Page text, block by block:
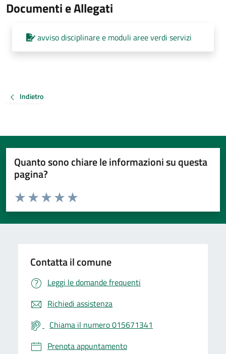
Documenti e Allegati
avviso disciplinare e moduli aree verdi servizi
Indietro
Quanto sono chiare le informazioni su questa
pagina?
Valuta da 1 a 5 stelle la pagina
Valuta 5 stelle su 5
Valuta 4 stelle su 5
Valuta 3 stelle su 5
Valuta 2 stelle su 5
Valuta 1 stelle su 5
Contatta il comune
Leggi le domande frequenti
Richiedi assistenza
Chiama il numero 015671341
Prenota appuntamento